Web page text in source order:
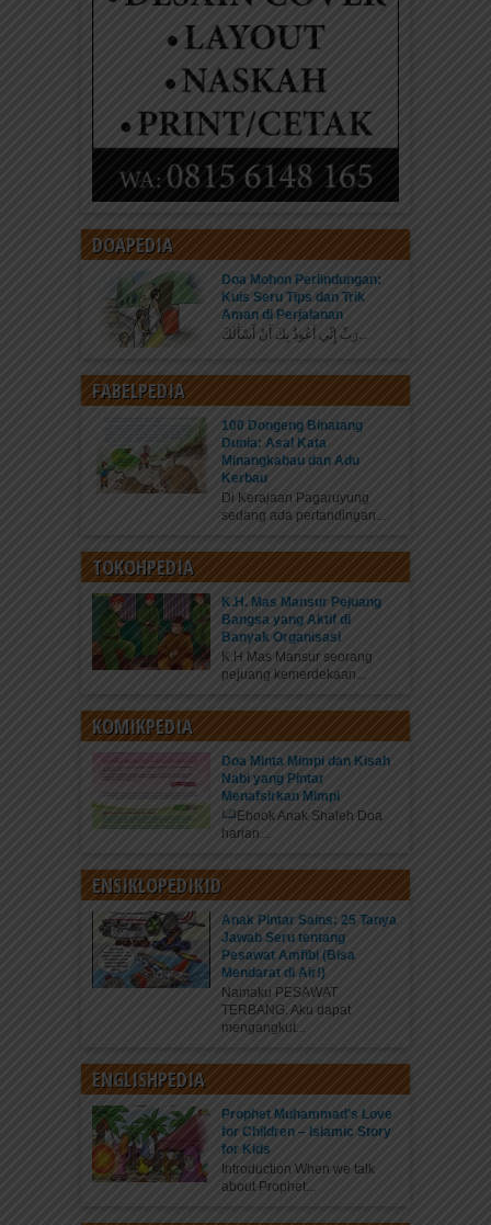
DOAPEDIA
Doa Mohon Perlindungan:
Kuis Seru Tips dan Trik
Aman di Perjalanan
رَبِّ إِنِّي أَعُوذُ بِكَ أَنْ أَسْأَلَكَ...
FABELPEDIA
100 Dongeng Binatang
Dunia: Asal Kata
Minangkabau dan Adu
Kerbau
Di Kerajaan Pagaruyung
sedang ada pertandingan...
TOKOHPEDIA
K.H. Mas Mansur Pejuang
Bangsa yang Aktif di
Banyak Organisasi
K.H Mas Mansur seorang
pejuang kemerdekaan...
KOMIKPEDIA
Doa Minta Mimpi dan Kisah
Nabi yang Pintar
Menafsirkan Mimpi
Ebook Anak Shaleh Doa
harian...
ENSIKLOPEDIKID
Anak Pintar Sains: 25 Tanya
Jawab Seru tentang
Pesawat Amfibi (Bisa
Mendarat di Air!)
Namaku PESAWAT
TERBANG. Aku dapat
mengangkut...
ENGLISHPEDIA
Prophet Muhammad’s Love
for Children – Islamic Story
for Kids
Introduction When we talk
about Prophet...